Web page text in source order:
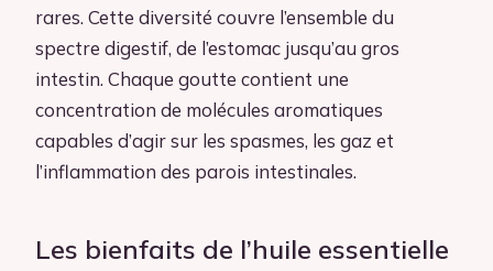
rares. Cette diversité couvre l’ensemble du
spectre digestif, de l’estomac jusqu’au gros
intestin. Chaque goutte contient une
concentration de molécules aromatiques
capables d’agir sur les spasmes, les gaz et
l’inflammation des parois intestinales.
Les bienfaits de l’huile essentielle